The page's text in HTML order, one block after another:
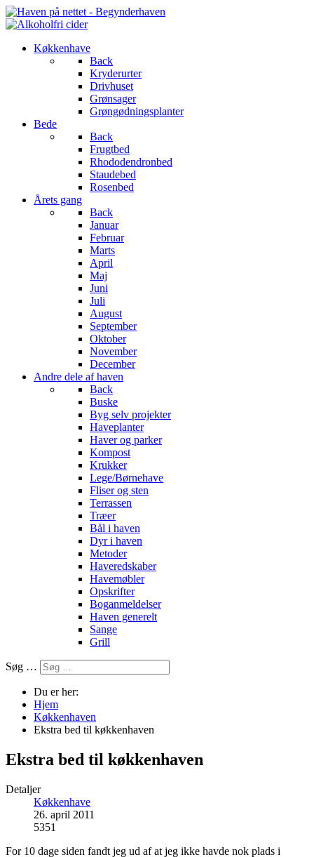
Køkkenhave
Back
Kryderurter
Drivhuset
Grønsager
Grøngødningsplanter
Bede
Back
Frugtbed
Rhododendronbed
Staudebed
Rosenbed
Årets gang
Back
Januar
Februar
Marts
April
Maj
Juni
Juli
August
September
Oktober
November
December
Andre dele af haven
Back
Buske
Byg selv projekter
Haveplanter
Haver og parker
Kompost
Krukker
Lege/Børnehave
Fliser og sten
Terrassen
Træer
Bål i haven
Dyr i haven
Metoder
Haveredskaber
Havemøbler
Opskrifter
Boganmeldelser
Haven generelt
Sange
Grill
Søg …
Du er her:
Hjem
Køkkenhaven
Ekstra bed til køkkenhaven
Ekstra bed til køkkenhaven
Detaljer
Køkkenhave
26. april 2011
5351
For 10 dage siden fandt jeg ud af at jeg ikke havde nok plads i